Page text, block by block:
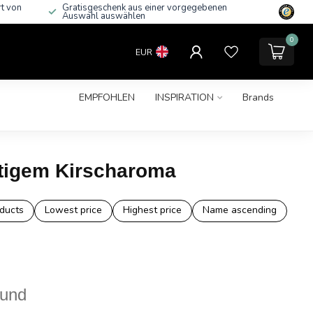
von Gratisgeschenk aus einer vorgegebenen
Auswahl auswählen
EUR
0
EMPFOHLEN INSPIRATION
Brands
Kirscharoma
Lowest price Highest price
Name ascending